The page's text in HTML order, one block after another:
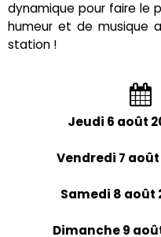
dynamique pour faire le
humeur et de musique
station !
Jeudi 6 août
Vendredi 7 août
Samedi 8 août
Dimanche 9